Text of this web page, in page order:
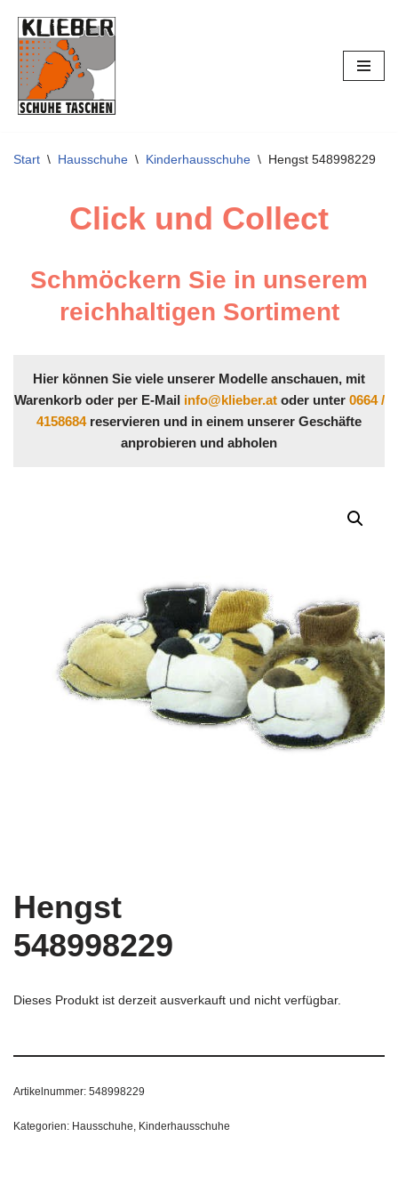
Zum
Inhalt
springen
Start \ Hausschuhe \ Kinderhausschuhe \ Hengst 548998229
Click und Collect
Schmöckern Sie in unserem
reichhaltigen Sortiment
Hier können Sie viele unserer Modelle anschauen, mit
Warenkorb oder per E-Mail info@klieber.atoder unter 0664 /
4158684reservieren und in einem unserer Geschäfte
anprobieren und abholen
Hengst
548998229
Dieses Produkt ist derzeit ausverkauft und nicht verfügbar.
Artikelnummer: 548998229
Kategorien: Hausschuhe, Kinderhausschuhe